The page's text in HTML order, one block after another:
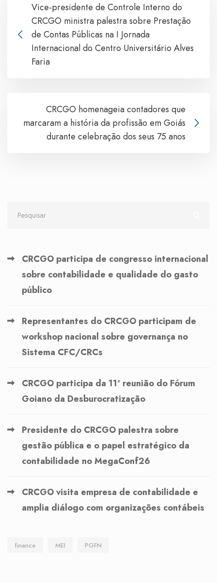
Vice-presidente de Controle Interno do
CRCGO ministra palestra sobre Prestação
de Contas Públicas na I Jornada
Internacional do Centro Universitário Alves
Faria
CRCGO homenageia contadores que
marcaram a história da profissão em Goiás
durante celebração dos seus 75 anos
CRCGO participa de congresso internacional
sobre contabilidade e qualidade do gasto
público
Representantes do CRCGO participam de
workshop nacional sobre governança no
Sistema CFC/CRCs
CRCGO participa da 11ª reunião do Fórum
Goiano da Desburocratização
Presidente do CRCGO palestra sobre
gestão pública e o papel estratégico da
contabilidade no MegaConf26
CRCGO visita empresa de contabilidade e
amplia diálogo com organizações contábeis
finance MEI PGFN